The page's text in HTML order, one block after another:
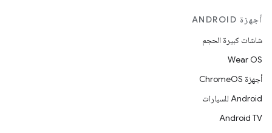
أجهزة ANDROID
شاشات كبيرة الحجم
Wear OS
أجهزة ChromeOS
Android للسيارات
Android TV